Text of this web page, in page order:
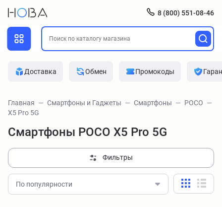
8 (800) 551-08-46
Доставка Обмен Промокоды
Главная Смартфоны и Гаджеты Смартфоны
POCO
X5 Pro 5G
Смартфоны POCO X5 Pro 5G
Фильтры
По популярности